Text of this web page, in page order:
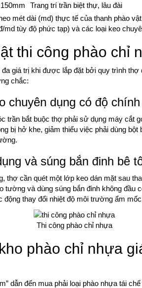
Trang trí trần biệt thự, lâu đài
mét dài (md) thực tế của thanh phào
md tùy độ phức tạp) và các loại keo
thi công phào chỉ
đa giá trị khi được lắp đặt bởi quy trình
chắc:
chuyên dụng có độ
trần bắt buộc thợ phải sử dụng máy cắt
bị hở khe, giảm thiểu việc phải dùng
và súng bắn đinh bê
thợ cần quét một lớp keo dán mặt sau
tường và dùng súng bắn đinh không đầu
thay đổi nhiệt độ môi trường ẩm
Thi công phào chỉ nhựa
phào chỉ nhựa
dẫn đến mua phải loại phào nhựa tái